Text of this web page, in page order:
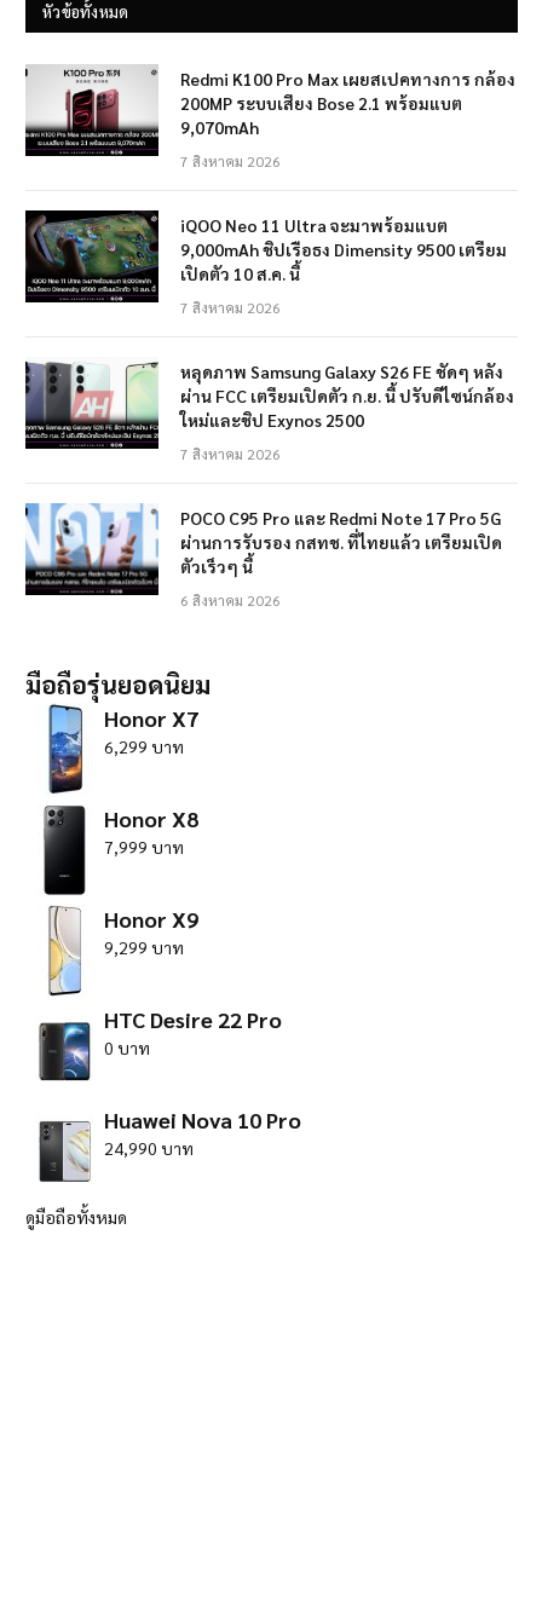
หัวข้อทั้งหมด
Redmi K100 Pro Max เผยสเปคทางการ กล้อง
200MP ระบบเสียง Bose 2.1 พร้อมแบต
9,070mAh
7 สิงหาคม 2026
iQOO Neo 11 Ultra จะมาพร้อมแบต
9,000mAh ชิปเรือธง Dimensity 9500 เตรียม
เปิดตัว 10 ส.ค. นี้
7 สิงหาคม 2026
หลุดภาพ Samsung Galaxy S26 FE ชัดๆ หลัง
ผ่าน FCC เตรียมเปิดตัว ก.ย. นี้ ปรับดีไซน์กล้อง
ใหม่และชิป Exynos 2500
7 สิงหาคม 2026
POCO C95 Pro และ Redmi Note 17 Pro 5G
ผ่านการรับรอง กสทช. ที่ไทยแล้ว เตรียมเปิด
ตัวเร็วๆ นี้
6 สิงหาคม 2026
มือถือรุ่นยอดนิยม
Honor X7
6,299 บาท
Honor X8
7,999 บาท
Honor X9
9,299 บาท
HTC Desire 22 Pro
0 บาท
Huawei Nova 10 Pro
24,990 บาท
ดูมือถือทั้งหมด